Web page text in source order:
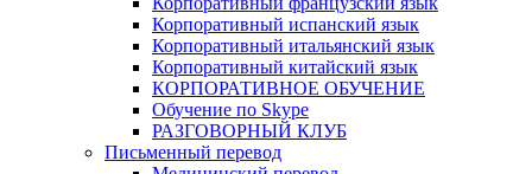
Корпоративный испанский язык
Корпоративный итальянский язык
Корпоративный китайский язык
КОРПОРАТИВНОЕ ОБУЧЕНИЕ
Обучение по Skype
РАЗГОВОРНЫЙ КЛУБ
Письменный перевод